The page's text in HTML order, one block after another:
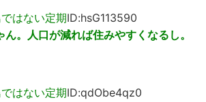
はない定期ID:hsG113590
。人口が減れば住みやすくなるし。
はない定期ID:qdObe4qz0